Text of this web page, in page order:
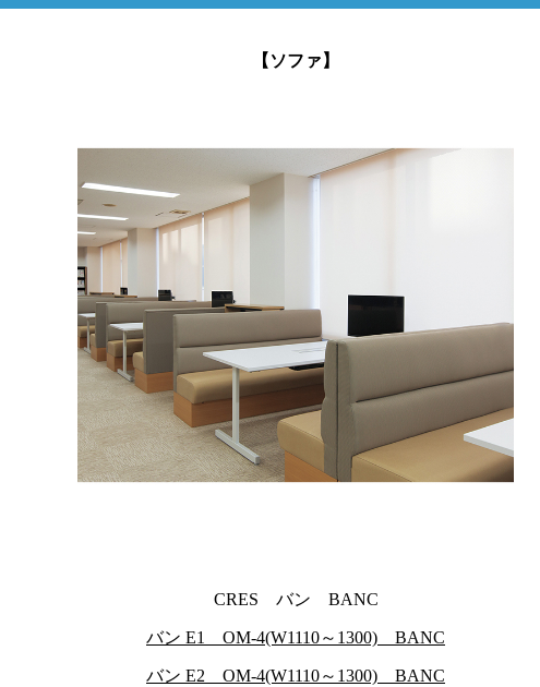
【ソファ】
CRES バン BANC
バン E1 OM-4(W1110～1300) BANC
バン E2 OM-4(W1110～1300) BANC